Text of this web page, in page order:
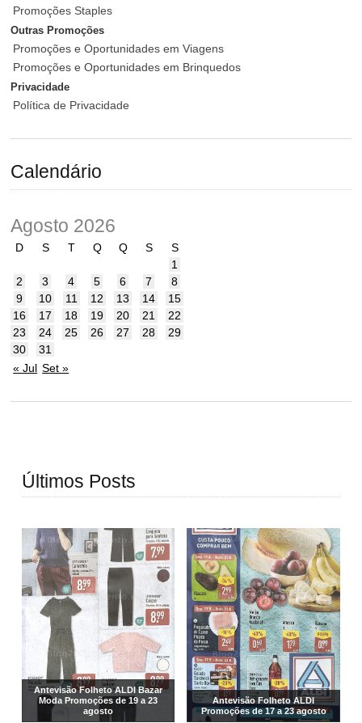
Promoções Staples
Outras Promoções
Promoções e Oportunidades em Viagens
Promoções e Oportunidades em Brinquedos
Privacidade
Política de Privacidade
Calendário
Agosto 2026
D S T Q Q S
S
1
2
3 4 5 6 7
8
9
10 11 12 13 14
15
16
17 18 19 20 21
22
23
24 25 26 27 28
29
30
31
« Jul Set »
Últimos Posts
Antevisão Folheto ALDI Bazar
Moda Promoções de 19 a 23
agosto
Antevisão Folheto ALDI
Promoções de 17 a 23 agosto